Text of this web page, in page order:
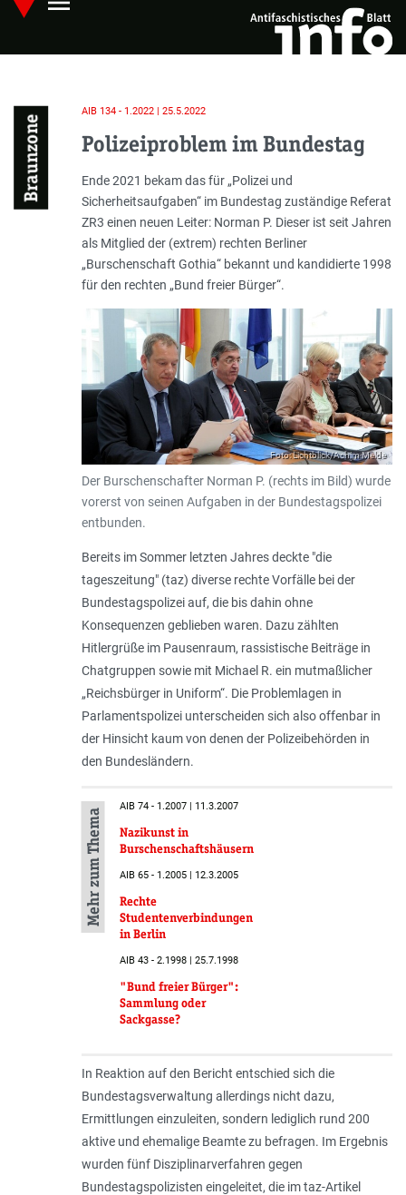
Skip
main
Hauptmenü öffnen
Braunzone
AIB 134 - 1.2022 | 25.5.2022
Polizeiproblem im Bundestag
Einleitung
Ende 2021 bekam das für „Polizei und
Sicherheitsaufgaben“ im Bundestag zuständige Referat
ZR3 einen neuen Leiter: Norman P. Dieser ist seit Jahren
als Mitglied der (extrem) rechten Berliner
„Burschenschaft Gothia“ bekannt und kandidierte 1998
für den rechten „Bund freier Bürger“.
Foto: Lichtblick/Achim Melde
Der Burschenschafter Norman P. (rechts im Bild) wurde
vorerst von seinen Aufgaben in der Bundestagspolizei
entbunden.
Bereits im Sommer letzten Jahres deckte "die
tageszeitung" (taz) diverse rechte Vorfälle bei der
Bundestagspolizei auf, die bis dahin ohne
Konsequenzen geblieben waren. Dazu zählten
Hitlergrüße im Pausenraum, rassistische Beiträge in
Chatgruppen sowie mit Michael R. ein mutmaßlicher
„Reichsbürger in Uniform“. Die Problemlagen in
Parlamentspolizei unterscheiden sich also offenbar in
der Hinsicht kaum von denen der Polizeibehörden in
den Bundesländern.
Mehr zum Thema
AIB 74 - 1.2007 | 11.3.2007
Nazikunst in
Burschenschaftshäusern
AIB 65 - 1.2005 | 12.3.2005
Rechte
Studentenverbindungen
in Berlin
AIB 43 - 2.1998 | 25.7.1998
"Bund freier Bürger":
Sammlung oder
Sackgasse?
In Reaktion auf den Bericht entschied sich die
Bundestagsverwaltung allerdings nicht dazu,
Ermittlungen einzuleiten, sondern lediglich rund 200
aktive und ehemalige Beamte zu befragen. Im Ergebnis
wurden fünf Disziplinarverfahren gegen
Bundestagspolizisten eingeleitet, die im taz-Artikel